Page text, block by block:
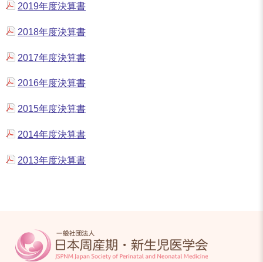
2019年度決算書
2018年度決算書
2017年度決算書
2016年度決算書
2015年度決算書
2014年度決算書
2013年度決算書